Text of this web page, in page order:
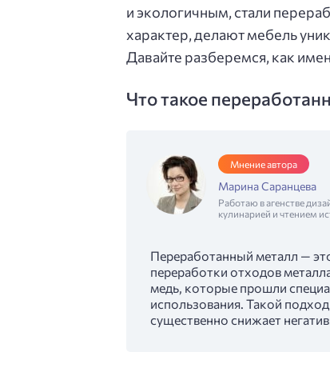
и экологичным, стали
характер, делают мебель
Давайте разберемся, как
Что такое
Мнение автора
Марина Саранцева
Работаю в агенстве
кулинарией и чтением
Переработанный металл —
переработки отходов
медь, которые прошли
использования. Такой
существенно снижает